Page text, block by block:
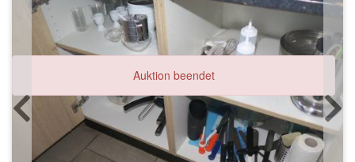
Auktion beendet